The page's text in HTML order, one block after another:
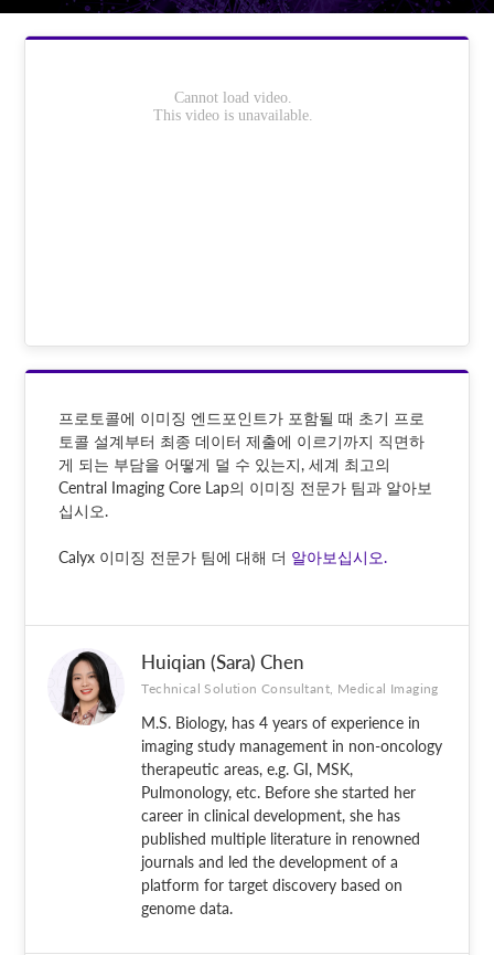
프로토콜에 이미징 엔드포인트가 포함될 때 초기 프로
토콜 설계부터 최종 데이터 제출에 이르기까지 직면하
게 되는 부담을 어떻게 덜 수 있는지, 세계 최고의
Central Imaging Core Lap의 이미징 전문가 팀과 알아보
십시오.
Calyx 이미징 전문가 팀에 대해 더 알아보십시오.
Huiqian (Sara) Chen
Technical Solution Consultant, Medical Imaging
M.S. Biology, has 4 years of experience in
imaging study management in non-oncology
therapeutic areas, e.g. GI, MSK,
Pulmonology, etc. Before she started her
career in clinical development, she has
published multiple literature in renowned
journals and led the development of a
platform for target discovery based on
genome data.